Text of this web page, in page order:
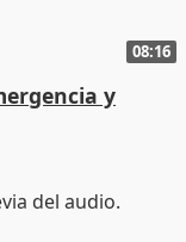
08:16
y